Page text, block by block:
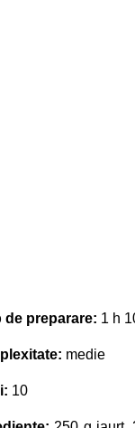
de preparare: 1 h
medie
10